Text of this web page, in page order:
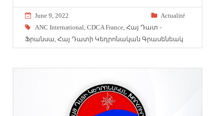
June 9, 2022
Actualité
ANC International,CDCA France,Հայ Դատ -
Ֆրանսա,Հայ Դատի Կեդրոնական Գրասենեակ